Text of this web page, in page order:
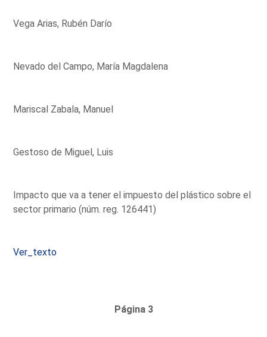
Vega Arias, Rubén Darío
Nevado del Campo, María Magdalena
Mariscal Zabala, Manuel
Gestoso de Miguel, Luis
Impacto que va a tener el impuesto del plástico sobre el
sector primario (núm. reg. 126441)
Ver_texto
Página 3